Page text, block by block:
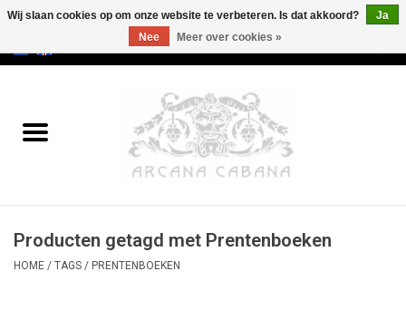
Oud & Zeldzaam
Erotica
Producten getagd met Prentenboeken
HOME / TAGS / PRENTENBOEKEN
Wij slaan cookies op om onze website te verbeteren. Is dat akkoord?
Ja
Nee
Meer over cookies »